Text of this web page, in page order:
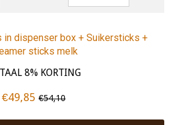
in dispenser box + Suikersticks +
sticks melk
8% KORTING
€49,85 €54,10